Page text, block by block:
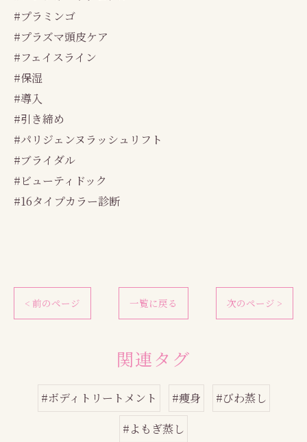
#プラミンゴ
#プラズマ頭皮ケア
#フェイスライン
#保湿
#導入
#引き締め
#パリジェンヌラッシュリフト
#ブライダル
#ビューティドック
#16タイプカラー診断
< 前のページ 一覧に戻る 次のページ >
関連タグ
#ボディトリートメント #痩身
#びわ蒸し
#よもぎ蒸し